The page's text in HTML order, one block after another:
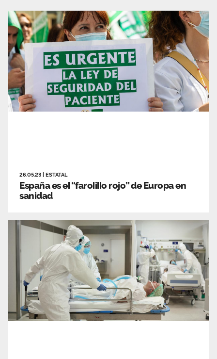
26.05.23 ESTATAL
España es el “farolillo rojo” de Europa en
sanidad